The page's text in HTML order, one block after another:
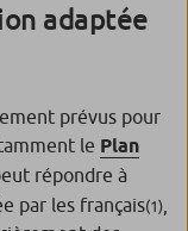
adaptée
prévus pour
le Plan
répondre à
par les français(1)